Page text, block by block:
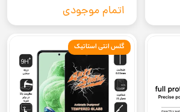
4gاتمام موجودی
گلس انتی استاتیک